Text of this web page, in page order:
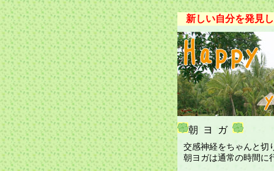
新しい自分を発見
朝ヨガ
交感神経をちゃんと切
朝ヨガは通常の時間に